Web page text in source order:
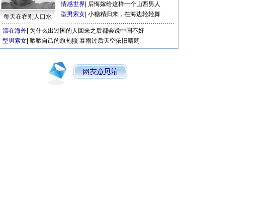
每天在吞别人口水
情感世界 后悔嫁给这样一个山西男人
型男索女 小糖精归来，在海边轻轻舞
漂在海外 为什么出过国的人回来之后都会说中国不好
型男索女 晒晒自己的旗袍照 暴雨过后天空依旧晴朗